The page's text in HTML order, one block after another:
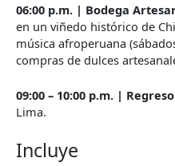
06:00 p.m. | Bodega
en un viñedo histórico de
música afroperuana
compras de dulces
09:00 – 10:00 p.m. |
Lima.
Incluye